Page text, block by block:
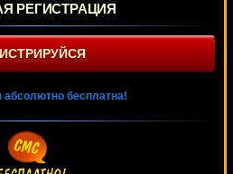
РЕГИСТРАЦИЯ
абсолютно бесплатна!